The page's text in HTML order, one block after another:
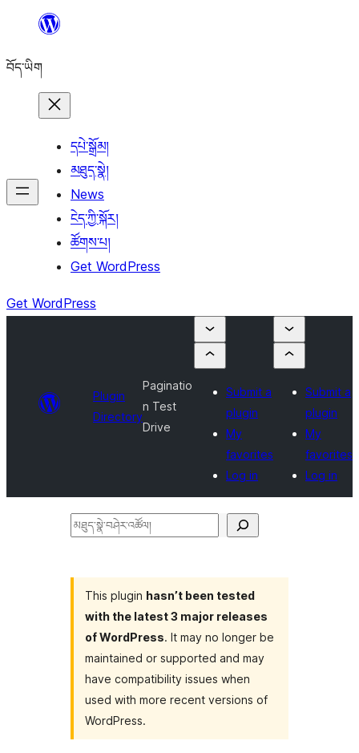
content
བོད་ཡིག
དཔེ་སྒྲོམ།
མཐུད་སྣེ།
News
ངེད་ཀྱི་སྐོར།
ཚོགས་པ།
Get WordPress
Get WordPress
Plugin
Directory
Paginatio
n Test
Drive
Submit a
plugin
My
favorites
Log in
Submit a
plugin
My
favorites
Log in
མཐུད་
འཚོལ།
This plugin hasn’t been tested
with the latest 3 major releases
of WordPress. It may no longer be
maintained or supported and may
have compatibility issues when
used with more recent versions of
WordPress.